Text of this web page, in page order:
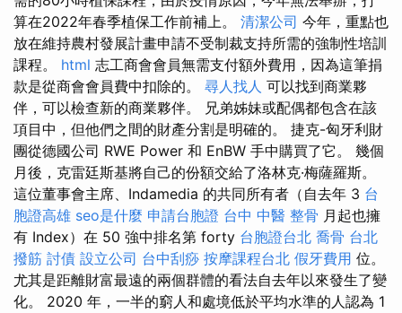
算在2022年春季植保工作前補上。 清潔公司 今年，重點也
放在維持農村發展計畫申請不受制裁支持所需的強制性培訓
課程。 html 志工商會會員無需支付額外費用，因為這筆捐
款是從商會會員費中扣除的。 尋人找人 可以找到商業夥
伴，可以檢查新的商業夥伴。 兄弟姊妹或配偶都包含在該
項目中，但他們之間的財產分割是明確的。 捷克-匈牙利財
團從德國公司 RWE Power 和 EnBW 手中購買了它。 幾個
月後，克雷廷斯基將自己的份額交給了洛林克·梅薩羅斯。
這位董事會主席、Indamedia 的共同所有者（自去年 3 台
胞證高雄 seo是什麼 申請台胞證 台中 中醫 整骨 月起也擁
有 Index）在 50 強中排名第 forty 台胞證台北 喬骨 台北
撥筋 討債 設立公司 台中刮痧 按摩課程台北 假牙費用 位。
尤其是距離財富最遠的兩個群體的看法自去年以來發生了變
化。 2020 年，一半的窮人和處境低於平均水準的人認為 1